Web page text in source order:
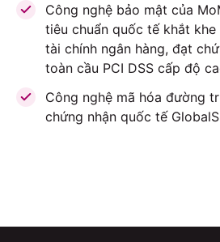
Công nghệ bảo mật của
tiêu chuẩn quốc tế khắt
tài chính ngân hàng, đạt
toàn cầu PCI DSS cấp độ
Công nghệ mã hóa đường
chứng nhận quốc tế